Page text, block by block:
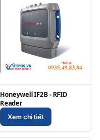
Honeywell IF2B - RFID
Reader
Xem chi tiết